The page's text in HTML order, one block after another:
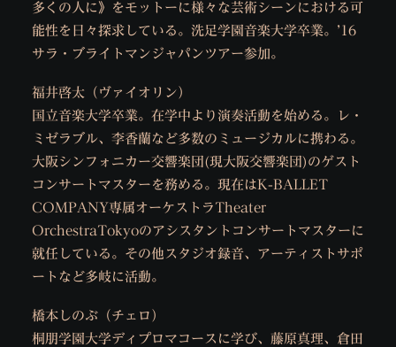
多くの人に》をモットーに様々な芸術シーンにおける可
能性を日々探求している。洗足学園音楽大学卒業。’16
サラ・ブライトマンジャパンツアー参加。
福井啓太（ヴァイオリン）
国立音楽大学卒業。在学中より演奏活動を始める。レ・
ミゼラブル、李香蘭など多数のミュージカルに携わる。
大阪シンフォニカー交響楽団(現大阪交響楽団)のゲスト
コンサートマスターを務める。現在はK-BALLET
COMPANY専属オーケストラTheater
OrchestraTokyoのアシスタントコンサートマスターに
就任している。その他スタジオ録音、アーティストサポ
ートなど多岐に活動。
橋本しのぶ（チェロ）
桐朋学園大学ディプロマコースに学び、藤原真理、倉田